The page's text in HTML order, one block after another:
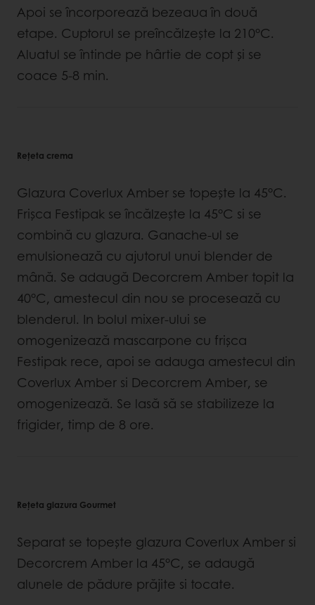
Apoi se încorporează bezeaua în două
etape. Cuptorul se preîncălzește la 210°C.
Aluatul se întinde pe hârtie de copt și se
coace 5-8 min.
Rețeta crema
Glazura Coverlux Amber se topește la 45°C.
Frișca Festipak se încălzește la 45°C si se
combină cu glazura. Ganache-ul se
emulsionează cu ajutorul unui blender de
mână. Se adaugă Decorcrem Amber topit la
40°C, amestecul din nou se procesează cu
blenderul. In bolul mixer-ului se
omogenizează mascarpone cu frișca
Festipak rece, apoi se adauga amestecul din
Coverlux Amber si Decorcrem Amber, se
omogenizează. Se lasă să se stabilizeze la
frigider, timp de 8 ore.
Rețeta glazura Gourmet
Separat se topește glazura Coverlux Amber si
Decorcrem Amber la 45°C, se adaugă
alunele de pădure prăjite si tocate.